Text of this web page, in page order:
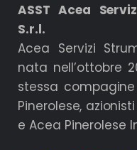
ASST Acea
S.r.l.
Acea Servizi
nata nell’ottobre
stessa
Pinerolese,
e Acea Pinerolese